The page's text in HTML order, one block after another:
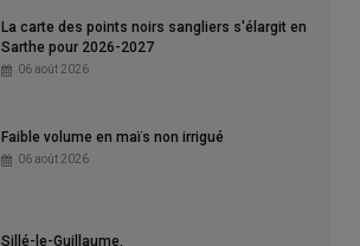
La carte des points noirs sangliers s'élargit en
Sarthe pour 2026-2027
06 août 2026
Faible volume en maïs non irrigué
06 août 2026
Sillé-le-Guillaume,